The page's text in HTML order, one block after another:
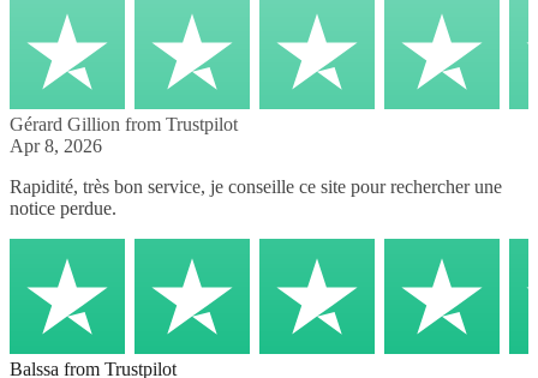
Gérard Gillion from Trustpilot
Apr 8, 2026
Rapidité, très bon service, je conseille ce site pour rechercher une
notice perdue.
Balssa from Trustpilot